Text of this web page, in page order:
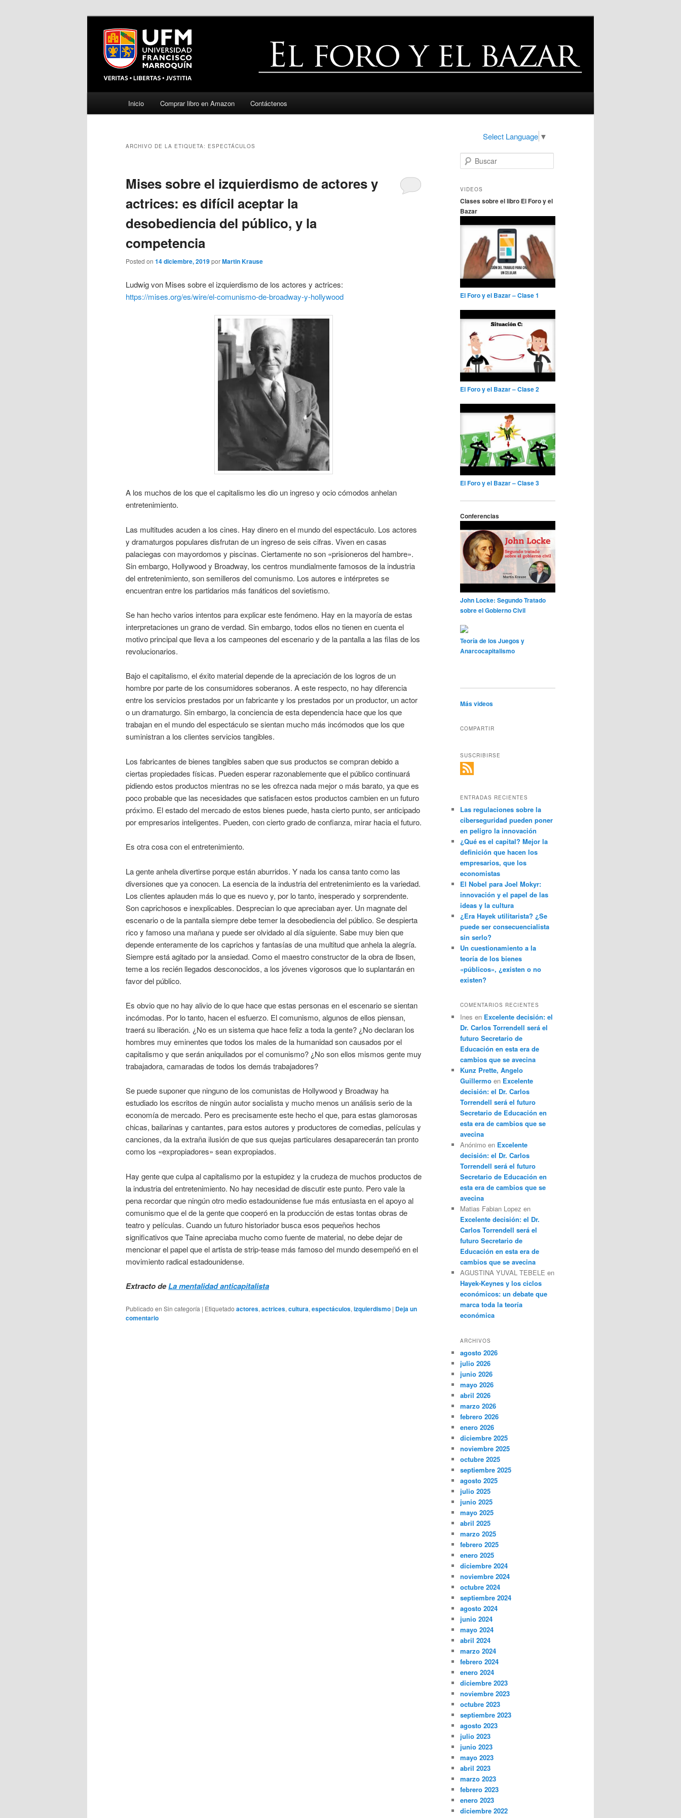
Ir
principal
Ir
secundario
Inicio Comprar libro en Amazon Contáctenos
Select Language ▼
ARCHIVO DE LA ETIQUETA: ESPECTÁCULOS
Mises sobre el izquierdismo de actores y
actrices: es difícil aceptar la
desobediencia del público, y la
competencia
Posted on 14 diciembre, 2019porMartin Krause
Ludwig von Mises sobre el izquierdismo de los actores y actrices:
https://mises.org/es/wire/el-comunismo-de-broadway-y-hollywood
A los muchos de los que el capitalismo les dio un ingreso y ocio cómodos anhelan
entretenimiento.
Las multitudes acuden a los cines. Hay dinero en el mundo del espectáculo. Los actores
y dramaturgos populares disfrutan de un ingreso de seis cifras. Viven en casas
palaciegas con mayordomos y piscinas. Ciertamente no son «prisioneros del hambre».
Sin embargo, Hollywood y Broadway, los centros mundialmente famosos de la industria
del entretenimiento, son semilleros del comunismo. Los autores e intérpretes se
encuentran entre los partidarios más fanáticos del sovietismo.
Se han hecho varios intentos para explicar este fenómeno. Hay en la mayoría de estas
interpretaciones un grano de verdad. Sin embargo, todos ellos no tienen en cuenta el
motivo principal que lleva a los campeones del escenario y de la pantalla a las filas de los
revolucionarios.
Bajo el capitalismo, el éxito material depende de la apreciación de los logros de un
hombre por parte de los consumidores soberanos. A este respecto, no hay diferencia
entre los servicios prestados por un fabricante y los prestados por un productor, un actor
o un dramaturgo. Sin embargo, la conciencia de esta dependencia hace que los que
trabajan en el mundo del espectáculo se sientan mucho más incómodos que los que
suministran a los clientes servicios tangibles.
Los fabricantes de bienes tangibles saben que sus productos se compran debido a
ciertas propiedades físicas. Pueden esperar razonablemente que el público continuará
pidiendo estos productos mientras no se les ofrezca nada mejor o más barato, ya que es
poco probable que las necesidades que satisfacen estos productos cambien en un futuro
próximo. El estado del mercado de estos bienes puede, hasta cierto punto, ser anticipado
por empresarios inteligentes. Pueden, con cierto grado de confianza, mirar hacia el futuro.
Es otra cosa con el entretenimiento.
La gente anhela divertirse porque están aburridos. Y nada los cansa tanto como las
diversiones que ya conocen. La esencia de la industria del entretenimiento es la variedad.
Los clientes aplauden más lo que es nuevo y, por lo tanto, inesperado y sorprendente.
Son caprichosos e inexplicables. Desprecian lo que apreciaban ayer. Un magnate del
escenario o de la pantalla siempre debe temer la desobediencia del público. Se despierta
rico y famoso una mañana y puede ser olvidado al día siguiente. Sabe muy bien que
depende enteramente de los caprichos y fantasías de una multitud que anhela la alegría.
Siempre está agitado por la ansiedad. Como el maestro constructor de la obra de Ibsen,
teme a los recién llegados desconocidos, a los jóvenes vigorosos que lo suplantarán en
favor del público.
Es obvio que no hay alivio de lo que hace que estas personas en el escenario se sientan
incómodas. Por lo tanto, hacen el esfuerzo. El comunismo, algunos de ellos piensan,
traerá su liberación. ¿No es un sistema que hace feliz a toda la gente? ¿No declaran los
hombres muy eminentes que todos los males de la humanidad son causados por el
capitalismo y que serán aniquilados por el comunismo? ¿No son ellos mismos gente muy
trabajadora, camaradas de todos los demás trabajadores?
Se puede suponer que ninguno de los comunistas de Hollywood y Broadway ha
estudiado los escritos de ningún autor socialista y mucho menos un análisis serio de la
economía de mercado. Pero es precisamente este hecho el que, para estas glamorosas
chicas, bailarinas y cantantes, para estos autores y productores de comedias, películas y
canciones, da la extraña ilusión de que sus quejas particulares desaparecerán tan pronto
como los «expropiadores» sean expropiados.
Hay gente que culpa al capitalismo por la estupidez y la crudeza de muchos productos de
la industria del entretenimiento. No hay necesidad de discutir este punto. Pero vale la
pena recordar que ningún otro medio estadounidense fue más entusiasta en el apoyo al
comunismo que el de la gente que cooperó en la producción de estas tontas obras de
teatro y películas. Cuando un futuro historiador busca esos pequeños hechos
significativos que Taine apreciaba mucho como fuente de material, no debe dejar de
mencionar el papel que el artista de strip-tease más famoso del mundo desempeñó en el
movimiento radical estadounidense.
Extracto deLa mentalidad anticapitalista
Publicado en Sin categoría | Etiquetado actores,actrices,cultura,espectáculos,izquierdismo | Deja un
comentario
u
c
r
VIDEOS
Clases sobre el libro El Foro y el
Bazar
El Foro y el Bazar – Clase 1
El Foro y el Bazar – Clase 2
El Foro y el Bazar – Clase 3
Conferencias
John Locke: Segundo Tratado
sobre el Gobierno Civil
Teoría de los Juegos y
Anarcocapitalismo
Más videos
COMPARTIR
SUSCRIBIRSE
ENTRADAS RECIENTES
Las regulaciones sobre la
ciberseguridad pueden poner
en peligro la innovación
¿Qué es el capital? Mejor la
definición que hacen los
empresarios, que los
economistas
El Nobel para Joel Mokyr:
innovación y el papel de las
ideas y la cultura
¿Era Hayek utilitarista? ¿Se
puede ser consecuencialista
sin serlo?
Un cuestionamiento a la
teoría de los bienes
«públicos», ¿existen o no
existen?
COMENTARIOS RECIENTES
Ines en Excelente decisión: el
Dr. Carlos Torrendell será el
futuro Secretario de
Educación en esta era de
cambios que se avecina
Kunz Prette, Angelo
Guillermo en Excelente
decisión: el Dr. Carlos
Torrendell será el futuro
Secretario de Educación en
esta era de cambios que se
avecina
Anónimo en Excelente
decisión: el Dr. Carlos
Torrendell será el futuro
Secretario de Educación en
esta era de cambios que se
avecina
Matias Fabian Lopez en
Excelente decisión: el Dr.
Carlos Torrendell será el
futuro Secretario de
Educación en esta era de
cambios que se avecina
AGUSTINA YUVAL TEBELE en
Hayek-Keynes y los ciclos
económicos: un debate que
marca toda la teoría
económica
ARCHIVOS
agosto 2026
julio 2026
junio 2026
mayo 2026
abril 2026
marzo 2026
febrero 2026
enero 2026
diciembre 2025
noviembre 2025
octubre 2025
septiembre 2025
agosto 2025
julio 2025
junio 2025
mayo 2025
abril 2025
marzo 2025
febrero 2025
enero 2025
diciembre 2024
noviembre 2024
octubre 2024
septiembre 2024
agosto 2024
junio 2024
mayo 2024
abril 2024
marzo 2024
febrero 2024
enero 2024
diciembre 2023
noviembre 2023
octubre 2023
septiembre 2023
agosto 2023
julio 2023
junio 2023
mayo 2023
abril 2023
marzo 2023
febrero 2023
enero 2023
diciembre 2022